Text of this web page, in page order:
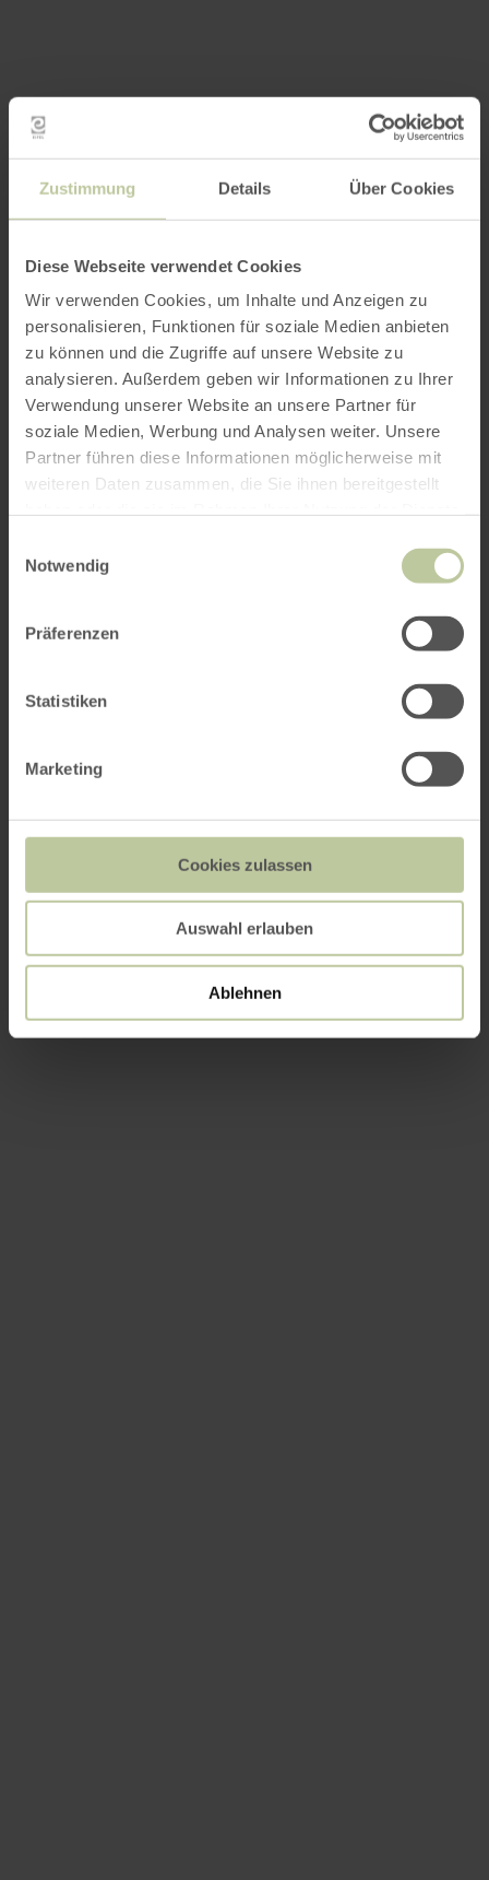
Zustimmung Details Über Cookies
Diese Webseite verwendet Cookies
Wir verwenden Cookies, um Inhalte und Anzeigen zu
personalisieren, Funktionen für soziale Medien anbieten
zu können und die Zugriffe auf unsere Website zu
analysieren. Außerdem geben wir Informationen zu Ihrer
Verwendung unserer Website an unsere Partner für
soziale Medien, Werbung und Analysen weiter. Unsere
Partner führen diese Informationen möglicherweise mit
weiteren Daten zusammen, die Sie ihnen bereitgestellt
Notwendig
Präferenzen
Statistiken
Marketing
Cookies zulassen
Auswahl erlauben
Ablehnen